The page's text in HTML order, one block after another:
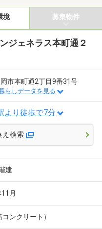
境 募集物件
ジェネラス本町通２
市本町通2丁目9番31号
らしデータを見る
より徒歩で7分
え検索
建
月
コンクリート）